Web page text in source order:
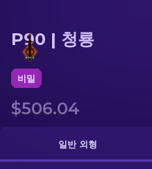
돌격소총
칼
장갑
Media of P90 | 청룡
P90 | 청룡
비밀
$506.04
일반 외형